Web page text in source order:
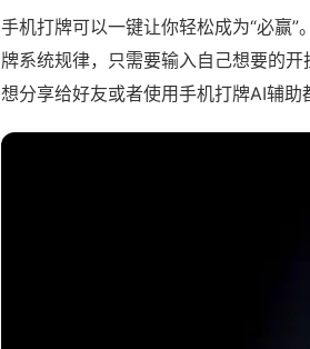
手机打牌可以一键让你轻松成为“必赢
牌系统规律，只需要输入自己想要的
想分享给好友或者使用手机打牌AI辅助